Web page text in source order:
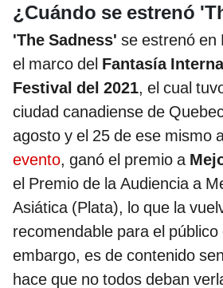
¿Cuándo se estrenó
'The Sadness' se estrenó en
el marco del Fantasía
Festival del 2021, el cual
ciudad canadiense de
agosto y el 25 de ese mismo
evento, ganó el premio a
el Premio de la Audiencia a
Asiática (Plata), lo que la
recomendable para el
embargo, es de contenido
hace que no todos deban